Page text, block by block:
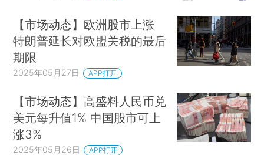
【市场动态】欧洲股市上涨
特朗普延长对欧盟关税的最后
期限
2025年05月27日 APP打开
【市场动态】高盛料人民币兑
美元每升值1% 中国股市可上
涨3%
2025年05月26日 APP打开